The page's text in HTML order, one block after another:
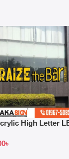
High Letter
৳